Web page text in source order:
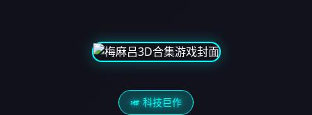
🎺 科技巨作